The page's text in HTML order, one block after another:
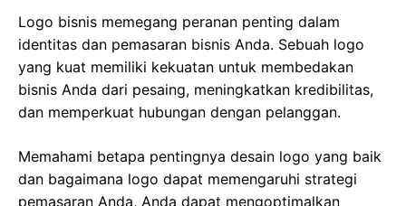
Logo bisnis memegang peranan penting dalam
identitas dan pemasaran bisnis Anda. Sebuah logo
yang kuat memiliki kekuatan untuk membedakan
bisnis Anda dari pesaing, meningkatkan kredibilitas,
dan memperkuat hubungan dengan pelanggan.
Memahami betapa pentingnya desain logo yang baik
dan bagaimana logo dapat memengaruhi strategi
pemasaran Anda, Anda dapat mengoptimalkan